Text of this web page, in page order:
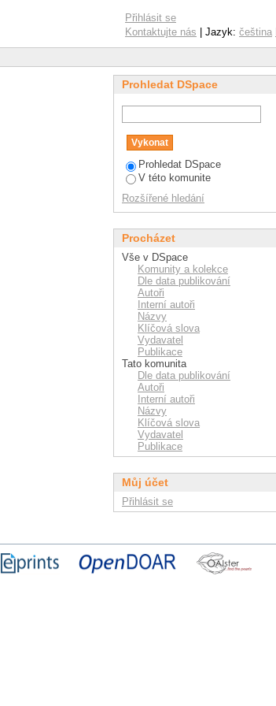
Přihlásit se
Kontaktujte nás | Jazyk: čeština
Prohledat DSpace
Prohledat DSpace
V této komunite
Rozšířené hledání
Procházet
Vše v DSpace
Komunity a kolekce
Dle data publikování
Autoři
Interní autoři
Názvy
Klíčová slova
Vydavatel
Publikace
Tato komunita
Dle data publikování
Autoři
Interní autoři
Názvy
Klíčová slova
Vydavatel
Publikace
Můj účet
Přihlásit se